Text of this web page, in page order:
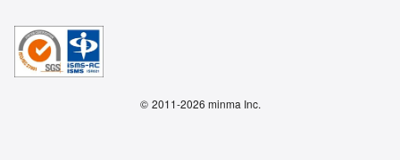
© 2011-2026 minma Inc.